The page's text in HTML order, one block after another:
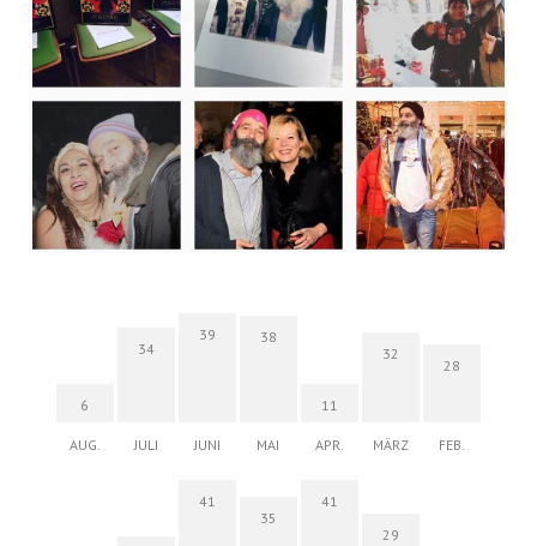
6
AUG.
34
JULI
39
JUNI
38
MAI
11
APR.
32
MÄRZ
28
FEB.
41
35
41
29